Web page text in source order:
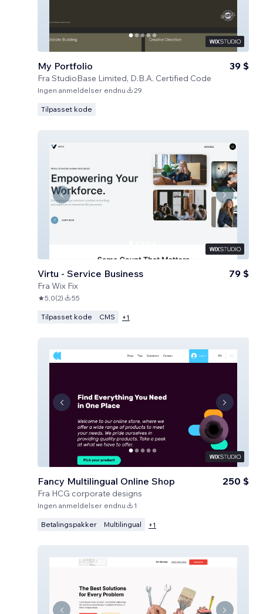
My Portfolio
Fra StudioBase Limited, D.B.A. Certified Code
39 $
Ingen anmeldelser endnu 29
Tilpasset kode
Virtu - Service Business
Fra Wix Fix
79 $
5,0(2) 55
Tilpasset kode CMS +1
Fancy Multilingual Online Shop
Fra HCG corporate designs
250 $
Ingen anmeldelser endnu 1
Betalingspakker Multilingual +1